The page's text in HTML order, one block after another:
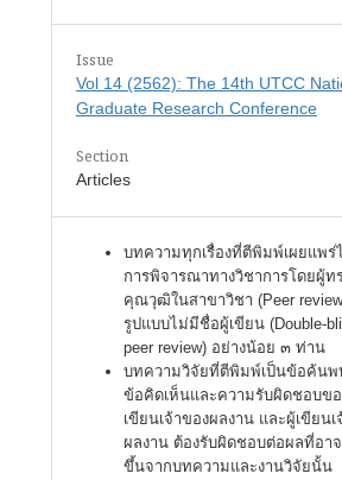
Issue
Vol 14 (2562): The 14th UTCC
Graduate Research Conference
Section
Articles
บทความทุกเรื่องที่ตีพิมพ์เผยแพร่
การพิจารณาทางวิชาการโดยผู้ท
คุณวุฒิในสาขาวิชา (Peer
รูปแบบไม่มีชื่อผู้เขียน (Double-
peer review) อย่างน้อย ๓ ท่าน
บทความวิจัยที่ตีพิมพ์เป็นข้อค้นพ
ข้อคิดเห็นและความรับผิดชอบขอ
เขียนเจ้าของผลงาน และผู้เขียนเ
ผลงาน ต้องรับผิดชอบต่อผลที่อาจ
ขึ้นจากบทความและงานวิจัยนั้น